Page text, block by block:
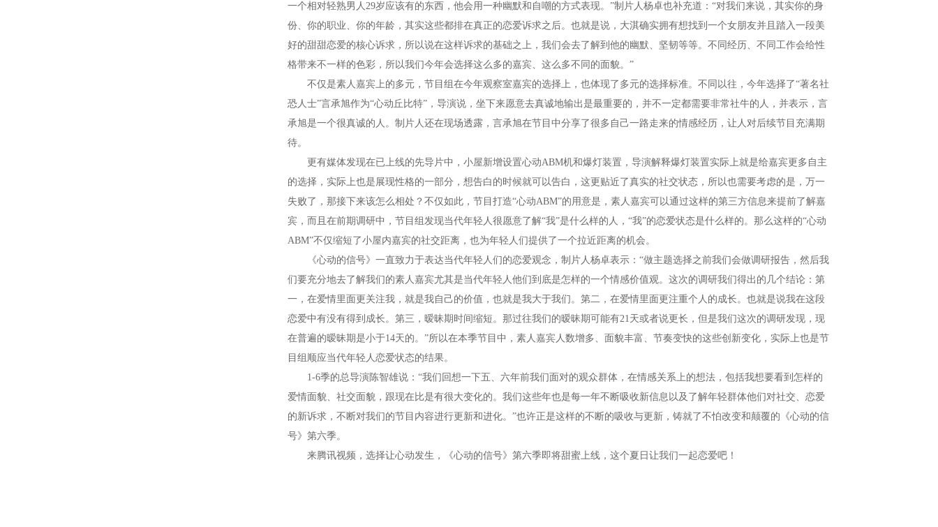
一个相对轻熟男人29岁应该有的东西，他会用一种幽默和自嘲的方式表现。”制片人杨卓也补充道：“对我们来说，其实你的身
份、你的职业、你的年龄，其实这些都排在真正的恋爱诉求之后。也就是说，大淇确实拥有想找到一个女朋友并且踏入一段美
好的甜甜恋爱的核心诉求，所以说在这样诉求的基础之上，我们会去了解到他的幽默、坚韧等等。不同经历、不同工作会给性
格带来不一样的色彩，所以我们今年会选择这么多的嘉宾、这么多不同的面貌。”
不仅是素人嘉宾上的多元，节目组在今年观察室嘉宾的选择上，也体现了多元的选择标准。不同以往，今年选择了“著名社
恐人士”言承旭作为“心动丘比特”，导演说，坐下来愿意去真诚地输出是最重要的，并不一定都需要非常社牛的人，并表示，言
承旭是一个很真诚的人。制片人还在现场透露，言承旭在节目中分享了很多自己一路走来的情感经历，让人对后续节目充满期
待。
更有媒体发现在已上线的先导片中，小屋新增设置心动ABM机和爆灯装置，导演解释爆灯装置实际上就是给嘉宾更多自主
的选择，实际上也是展现性格的一部分，想告白的时候就可以告白，这更贴近了真实的社交状态，所以也需要考虑的是，万一
失败了，那接下来该怎么相处？不仅如此，节目打造“心动ABM”的用意是，素人嘉宾可以通过这样的第三方信息来提前了解嘉
宾，而且在前期调研中，节目组发现当代年轻人很愿意了解“我”是什么样的人，“我”的恋爱状态是什么样的。那么这样的“心动
ABM”不仅缩短了小屋内嘉宾的社交距离，也为年轻人们提供了一个拉近距离的机会。
《心动的信号》一直致力于表达当代年轻人们的恋爱观念，制片人杨卓表示：“做主题选择之前我们会做调研报告，然后我
们要充分地去了解我们的素人嘉宾尤其是当代年轻人他们到底是怎样的一个情感价值观。这次的调研我们得出的几个结论：第
一，在爱情里面更关注我，就是我自己的价值，也就是我大于我们。第二，在爱情里面更注重个人的成长。也就是说我在这段
恋爱中有没有得到成长。第三，暧昧期时间缩短。那过往我们的暧昧期可能有21天或者说更长，但是我们这次的调研发现，现
在普遍的暧昧期是小于14天的。”所以在本季节目中，素人嘉宾人数增多、面貌丰富、节奏变快的这些创新变化，实际上也是节
目组顺应当代年轻人恋爱状态的结果。
1-6季的总导演陈智雄说：“我们回想一下五、六年前我们面对的观众群体，在情感关系上的想法，包括我想要看到怎样的
爱情面貌、社交面貌，跟现在比是有很大变化的。我们这些年也是每一年不断吸收新信息以及了解年轻群体他们对社交、恋爱
的新诉求，不断对我们的节目内容进行更新和进化。”也许正是这样的不断的吸收与更新，铸就了不怕改变和颠覆的《心动的信
号》第六季。
来腾讯视频，选择让心动发生，《心动的信号》第六季即将甜蜜上线，这个夏日让我们一起恋爱吧！